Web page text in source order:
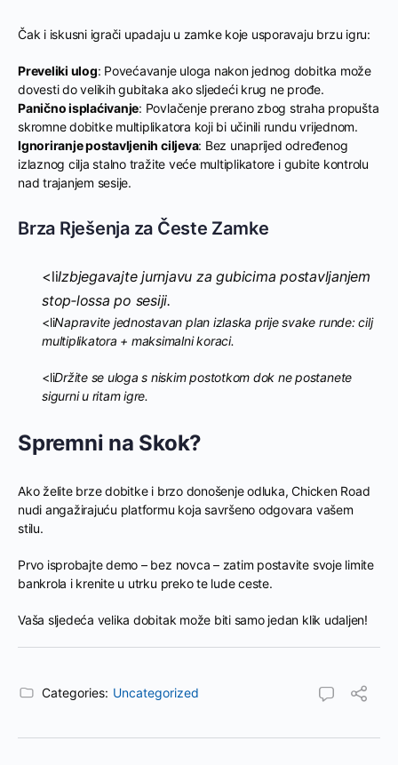
Čak i iskusni igrači upadaju u zamke koje usporavaju brzu igru:
Preveliki ulog: Povećavanje uloga nakon jednog dobitka može
dovesti do velikih gubitaka ako sljedeći krug ne prođe.
Panično isplaćivanje: Povlačenje prerano zbog straha propušta
skromne dobitke multiplikatora koji bi učinili rundu vrijednom.
Ignoriranje postavljenih ciljeva: Bez unaprijed određenog
izlaznog cilja stalno tražite veće multiplikatore i gubite kontrolu
nad trajanjem sesije.
Brza Rješenja za Česte Zamke
<liIzbjegavajte jurnjavu za gubicima postavljanjem
stop‑lossa po sesiji.
<liNapravite jednostavan plan izlaska prije svake runde: cilj
multiplikatora + maksimalni koraci.
<liDržite se uloga s niskim postotkom dok ne postanete
sigurni u ritam igre.
Spremni na Skok?
Ako želite brze dobitke i brzo donošenje odluka, Chicken Road
nudi angažirajuću platformu koja savršeno odgovara vašem
stilu.
Prvo isprobajte demo – bez novca – zatim postavite svoje limite
bankrola i krenite u utrku preko te lude ceste.
Vaša sljedeća velika dobitak može biti samo jedan klik udaljen!
Categories: Uncategorized